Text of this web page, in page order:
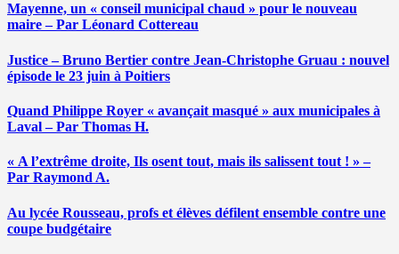
Mayenne, un « conseil municipal chaud » pour le nouveau
maire – Par Léonard Cottereau
Justice – Bruno Bertier contre Jean-Christophe Gruau : nouvel
épisode le 23 juin à Poitiers
Quand Philippe Royer « avançait masqué » aux municipales à
Laval – Par Thomas H.
« A l’extrême droite, Ils osent tout, mais ils salissent tout ! » –
Par Raymond A.
Au lycée Rousseau, profs et élèves défilent ensemble contre une
coupe budgétaire